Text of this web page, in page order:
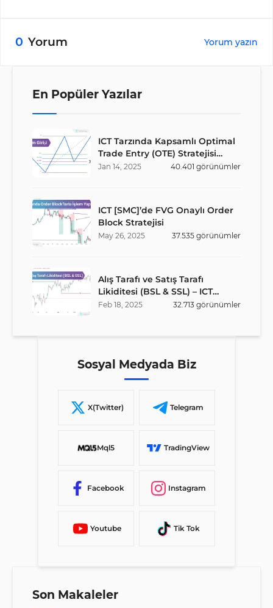
0 Yorum Yorum yazın
En Popüler Yazılar
ICT Tarzında Kapsamlı Optimal
Trade Entry (OTE) Stratejisi
Rehberi
Jan 14, 2025 40.401 görünümler
ICT [SMC]’de FVG Onaylı Order
Block Stratejisi
May 26, 2025 37.535 görünümler
Alış Tarafı ve Satış Tarafı
Likiditesi (BSL & SSL) – ICT
Stratejisi
Feb 18, 2025 32.713 görünümler
Sosyal Medyada Biz
X(Twitter) Telegram
Mql5 TradingView
Facebook Instagram
Youtube Tik Tok
Son Makaleler